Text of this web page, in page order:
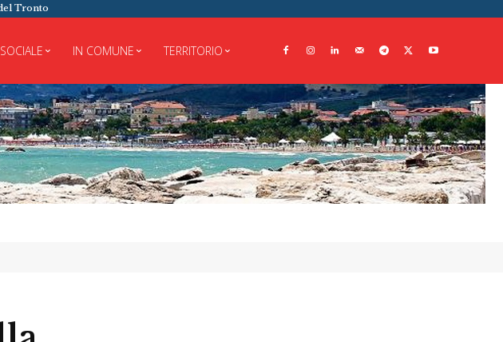
Tronto
SOCIALE IN COMUNE TERRITORIO